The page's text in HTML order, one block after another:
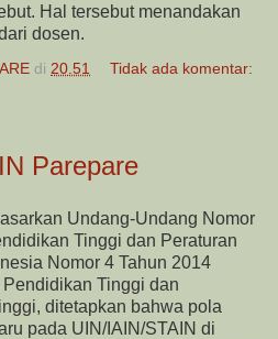
Hal tersebut menandakan
dosen.
di 20.51 Tidak ada komentar:
Parepare
Undang-Undang Nomor
Tinggi dan Peraturan
Nomor 4 Tahun 2014
Tinggi dan
ditetapkan bahwa pola
pada UIN/IAIN/STAIN di